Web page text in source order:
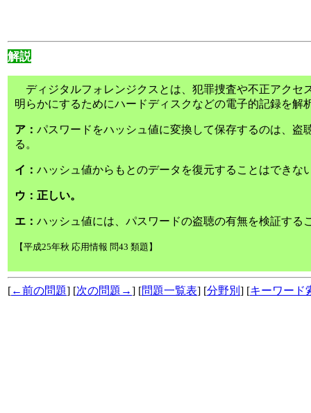
解説
ディジタルフォレンジクスとは、犯罪捜査や不正アクセ
明らかにするためにハードディスクなどの電子的記録を解
ア： パスワードをハッシュ値に変換して保存するのは、盗
る。
イ： ハッシュ値からもとのデータを復元することはできな
ウ：正しい。
エ： ハッシュ値には、パスワードの盗聴の有無を検証する
【平成25年秋 応用情報 問43 類題】
[←前の問題] [次の問題→] [問題一覧表] [分野別 ] [キーワード